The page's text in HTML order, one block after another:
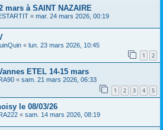
mars à SAINT NAZAIRE
« mar. 24 mars 2026, 00:19
« lun. 23 mars 2026, 10:45
1 2
ETEL 14-15 mars
« sam. 21 mars 2026, 06:33
1 2 3 4 5
le 08/03/26
« sam. 14 mars 2026, 08:19